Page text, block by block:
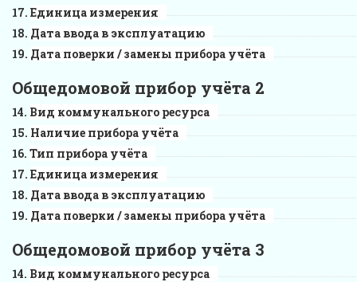
Единица измерения
Дата ввода в эксплуатацию
Дата поверки / замены прибора учёта
Общедомовой прибор учёта 2
Вид коммунального ресурса
Наличие прибора учёта
Тип прибора учёта
Единица измерения
Дата ввода в эксплуатацию
Дата поверки / замены прибора учёта
Общедомовой прибор учёта 3
Вид коммунального ресурса